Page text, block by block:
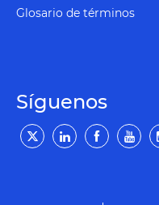
Glosario de términos
Síguenos